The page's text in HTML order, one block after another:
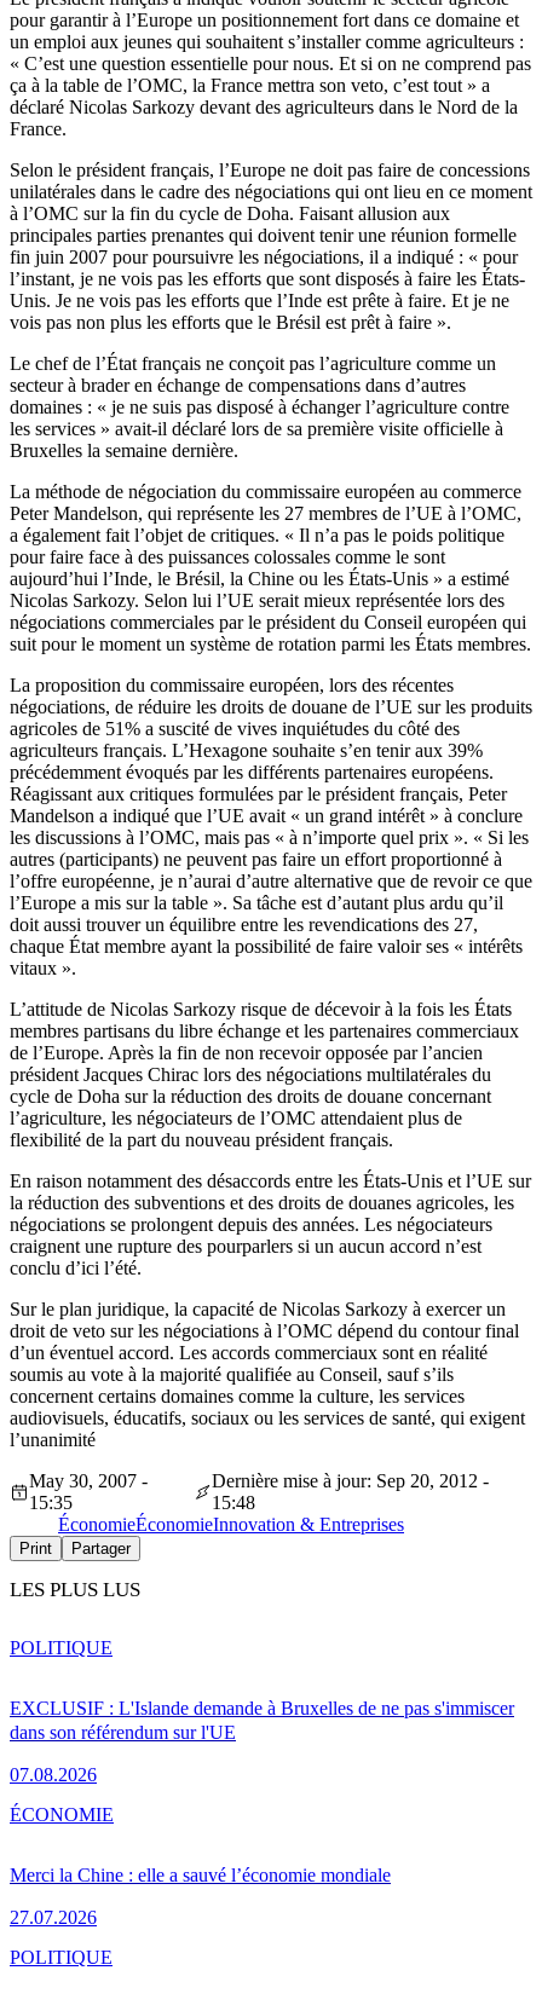
pour garantir à l’Europe un positionnement fort dans ce domaine et
un emploi aux jeunes qui souhaitent s’installer comme agriculteurs :
« C’est une question essentielle pour nous. Et si on ne comprend pas
ça à la table de l’OMC, la France mettra son veto, c’est tout » a
déclaré Nicolas Sarkozy devant des agriculteurs dans le Nord de la
France.
Selon le président français, l’Europe ne doit pas faire de concessions
unilatérales dans le cadre des négociations qui ont lieu en ce moment
à l’OMC sur la fin du cycle de Doha. Faisant allusion aux
principales parties prenantes qui doivent tenir une réunion formelle
fin juin 2007 pour poursuivre les négociations, il a indiqué : « pour
l’instant, je ne vois pas les efforts que sont disposés à faire les États-
Unis. Je ne vois pas les efforts que l’Inde est prête à faire. Et je ne
vois pas non plus les efforts que le Brésil est prêt à faire ».
Le chef de l’État français ne conçoit pas l’agriculture comme un
secteur à brader en échange de compensations dans d’autres
domaines : « je ne suis pas disposé à échanger l’agriculture contre
les services » avait-il déclaré lors de sa première visite officielle à
Bruxelles la semaine dernière.
La méthode de négociation du commissaire européen au commerce
Peter Mandelson, qui représente les 27 membres de l’UE à l’OMC,
a également fait l’objet de critiques. « Il n’a pas le poids politique
pour faire face à des puissances colossales comme le sont
aujourd’hui l’Inde, le Brésil, la Chine ou les États-Unis » a estimé
Nicolas Sarkozy. Selon lui l’UE serait mieux représentée lors des
négociations commerciales par le président du Conseil européen qui
suit pour le moment un système de rotation parmi les États membres.
La proposition du commissaire européen, lors des récentes
négociations, de réduire les droits de douane de l’UE sur les produits
agricoles de 51% a suscité de vives inquiétudes du côté des
agriculteurs français. L’Hexagone souhaite s’en tenir aux 39%
précédemment évoqués par les différents partenaires européens.
Réagissant aux critiques formulées par le président français, Peter
Mandelson a indiqué que l’UE avait « un grand intérêt » à conclure
les discussions à l’OMC, mais pas « à n’importe quel prix ». « Si les
autres (participants) ne peuvent pas faire un effort proportionné à
l’offre européenne, je n’aurai d’autre alternative que de revoir ce que
l’Europe a mis sur la table ». Sa tâche est d’autant plus ardu qu’il
doit aussi trouver un équilibre entre les revendications des 27,
chaque État membre ayant la possibilité de faire valoir ses « intérêts
vitaux ».
L’attitude de Nicolas Sarkozy risque de décevoir à la fois les États
membres partisans du libre échange et les partenaires commerciaux
de l’Europe. Après la fin de non recevoir opposée par l’ancien
président Jacques Chirac lors des négociations multilatérales du
cycle de Doha sur la réduction des droits de douane concernant
l’agriculture, les négociateurs de l’OMC attendaient plus de
flexibilité de la part du nouveau président français.
En raison notamment des désaccords entre les États-Unis et l’UE sur
la réduction des subventions et des droits de douanes agricoles, les
négociations se prolongent depuis des années. Les négociateurs
craignent une rupture des pourparlers si un aucun accord n’est
conclu d’ici l’été.
Sur le plan juridique, la capacité de Nicolas Sarkozy à exercer un
droit de veto sur les négociations à l’OMC dépend du contour final
d’un éventuel accord. Les accords commerciaux sont en réalité
soumis au vote à la majorité qualifiée au Conseil, sauf s’ils
concernent certains domaines comme la culture, les services
audiovisuels, éducatifs, sociaux ou les services de santé, qui exigent
l’unanimité
May 30, 2007 -
15:35
Dernière mise à jour: Sep 20, 2012 -
15:48
ÉconomieÉconomieInnovation & Entreprises
Print Partager
LES PLUS LUS
EXCLUSIF : L'Islande demande à Bruxelles de ne pas s'immiscer
dans son référendum sur l'UE
07.08.2026
POLITIQUE
Merci la Chine : elle a sauvé l’économie mondiale
27.07.2026
ÉCONOMIE
POLITIQUE